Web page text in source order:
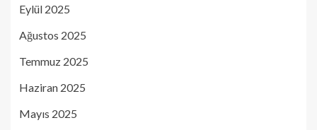
Eylül 2025
Ağustos 2025
Temmuz 2025
Haziran 2025
Mayıs 2025